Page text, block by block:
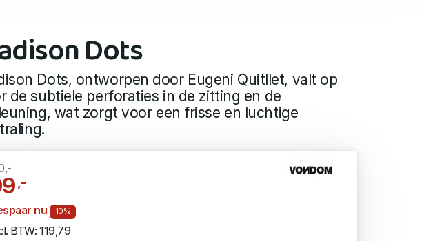
Dots
Dots, ontworpen door Eugeni Quitllet, valt op
de subtiele perforaties in de zitting en de
wat zorgt voor een frisse en luchtige
,-
nu 10%
BTW: 119,79